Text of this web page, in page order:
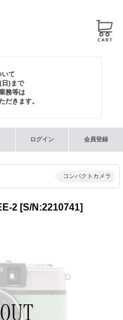
いて
日)まで
務等は
だきます。
ログイン 会員登録
コンパクトカメラ
2 [S/N:2210741]